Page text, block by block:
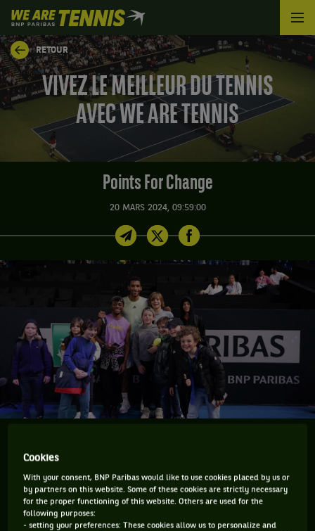
We
are
Tennis
by
BNP
Paribas
Accueil
RETOUR
VIVEZ LE MEILLEUR DU TENNIS
AVEC WE ARE TENNIS
Points For Change
20 MARS 2024, 09:59:00
vise à transformer les points marqués par les joueurs
sur le court, en des initiatives solidaires utilisant le
sport pour l'inclusion, en particulier des jeunes
générations.
Cookies
With your consent, BNP Paribas would like to use cookies placed by us or
by partners on this website. Some of these cookies are strictly necessary
for the proper functioning of this website. Others are used for the
following purposes:
- setting your preferences: These cookies allow us to personalize and